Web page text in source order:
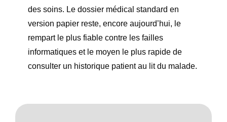
des soins. Le dossier médical standard en
version papier reste, encore aujourd’hui, le
rempart le plus fiable contre les failles
informatiques et le moyen le plus rapide de
consulter un historique patient au lit du malade.